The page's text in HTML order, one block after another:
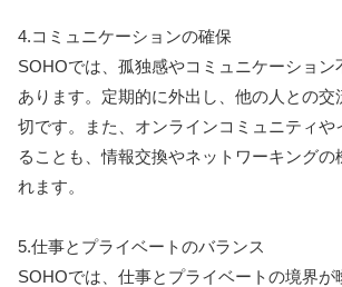
4.コミュニケーションの確保
SOHOでは、孤独感やコミュニケーション
あります。定期的に外出し、他の人との交
切です。また、オンラインコミュニティや
ることも、情報交換やネットワーキングの
れます。
5.仕事とプライベートのバランス
SOHOでは、仕事とプライベートの境界が